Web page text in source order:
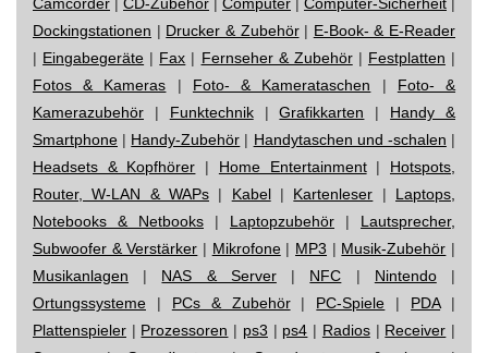
Dockingstationen | Drucker & Zubehör| E-Book- & E-Reader
| Eingabegeräte | Fax | Fernseher & Zubehör| Festplatten |
Fotos & Kameras | Foto- & Kamerataschen | Foto- &
Kamerazubehör | Funktechnik|Grafikkarten | Handy &
Smartphone | Handy-Zubehör | Handytaschen und -schalen |
Headsets & Kopfhörer | Home Entertainment| Hotspots,
Router, W-LAN & WAPs | Kabel| Kartenleser | Laptops,
Notebooks & Netbooks | Laptopzubehör | Lautsprecher,
Subwoofer & Verstärker | Mikrofone| MP3 | Musik-Zubehör |
Musikanlagen | NAS & Server| NFC | Nintendo|
Ortungssysteme | PCs & Zubehör| PC-Spiele | PDA|
Plattenspieler | Prozessoren | ps3 | ps4 | Radios| Receiver |